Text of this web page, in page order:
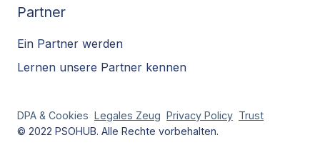
Partner
Ein Partner werden
Lernen unsere Partner kennen
DPA & Cookies Legales Zeug Privacy Policy Trust
© 2022 PSOHUB. Alle Rechte vorbehalten.